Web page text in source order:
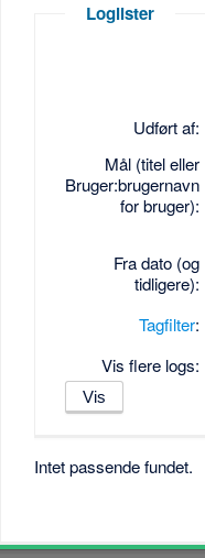
Loglister
Udført af:
Mål (titel eller
Bruger:brugernavn
for bruger):
Fra dato (og
tidligere):
Tagfilter:
Vis flere logs:
Intet passende fundet.